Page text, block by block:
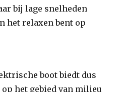
bij lage snelheden
het relaxen bent op
boot biedt dus
het gebied van milieu